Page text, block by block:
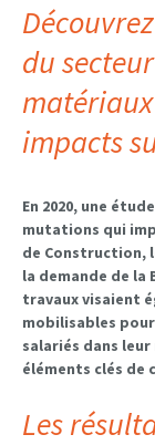
du
impacts
En 2020, une
mutations qui
de Construction,
la demande de la
travaux visaient
mobilisables
salariés dans
éléments clés de
Les